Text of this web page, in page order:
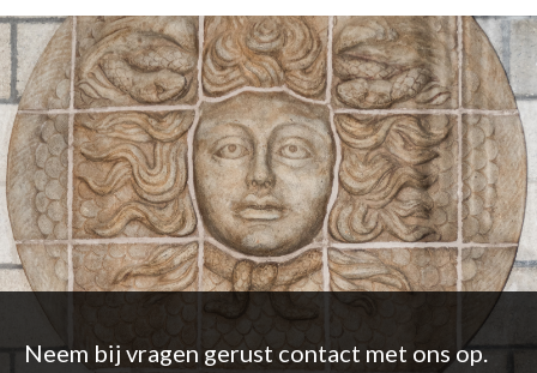
Glas
Hout
Leer
Metaal
Steen
Vrienden van Restaura
Nieuws
Contact
Neem bij vragen gerust contact met ons op.